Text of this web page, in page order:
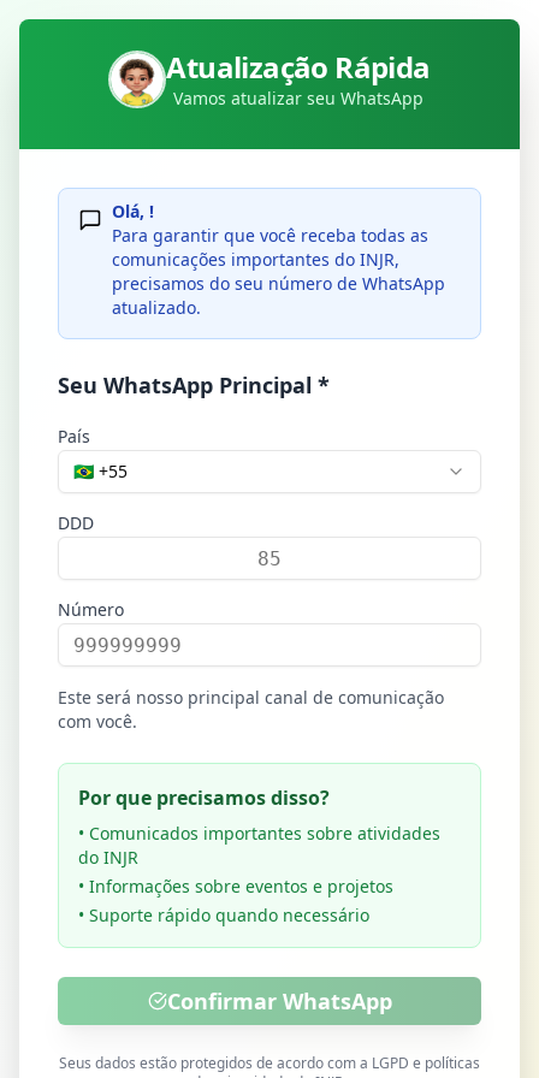
Atualização Rápida
Vamos atualizar seu WhatsApp
Olá, !
Para garantir que você receba todas as
comunicações importantes do INJR,
precisamos do seu número de WhatsApp
atualizado.
Seu WhatsApp Principal *
País
🇧🇷 +55
DDD
Número
Este será nosso principal canal de comunicação
com você.
Por que precisamos disso?
• Comunicados importantes sobre atividades
do INJR
• Informações sobre eventos e projetos
• Suporte rápido quando necessário
Confirmar WhatsApp
Seus dados estão protegidos de acordo com a LGPD e políticas